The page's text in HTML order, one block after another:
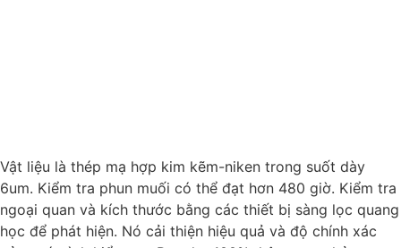
Vật liệu là thép mạ hợp kim kẽm-niken trong suốt dày
6um. Kiểm tra phun muối có thể đạt hơn 480 giờ. Kiểm tra
ngoại quan và kích thước bằng các thiết bị sàng lọc quang
học để phát hiện. Nó cải thiện hiệu quả và độ chính xác